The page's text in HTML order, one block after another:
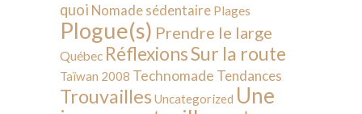
quoi Nomade sédentaire Plages
Plogue(s) Prendre le large
Québec RéflexionsSur la route
Taïwan 2008 Technomade Tendances
Trouvailles Uncategorized Une